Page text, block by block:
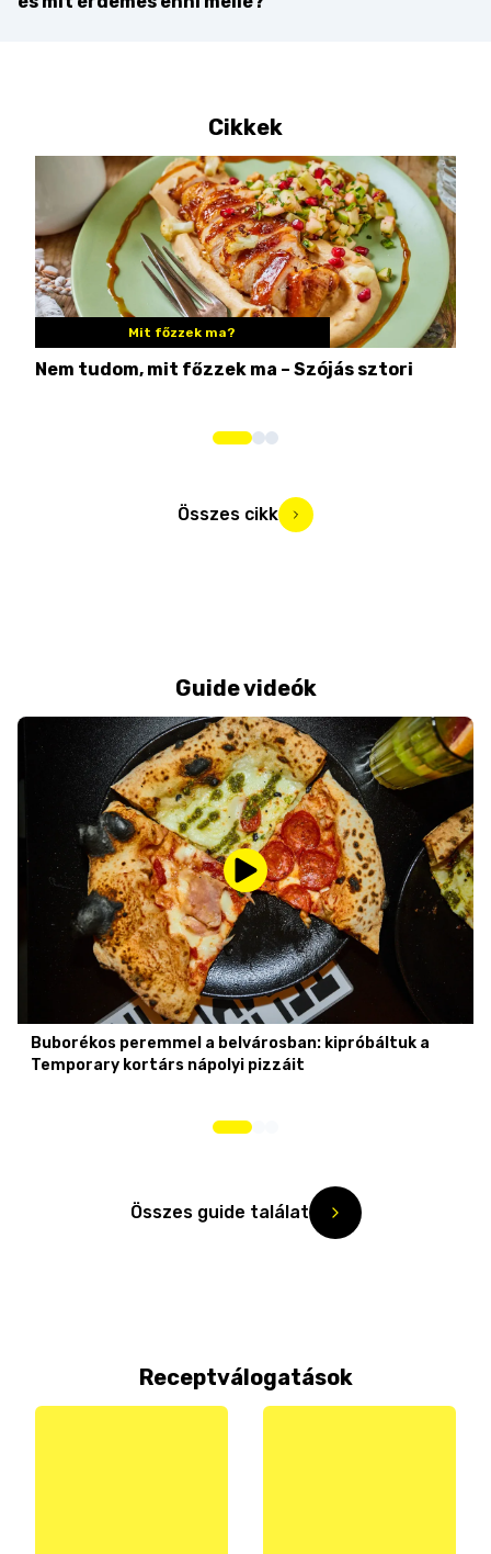
Cikkek
Mit főzzek ma?
Nem tudom, mit főzzek ma – Szójás sztori
Összes cikk
Guide videók
Buborékos peremmel a belvárosban: kipróbáltuk a
Temporary kortárs nápolyi pizzáit
Összes guide találat
Receptválogatások